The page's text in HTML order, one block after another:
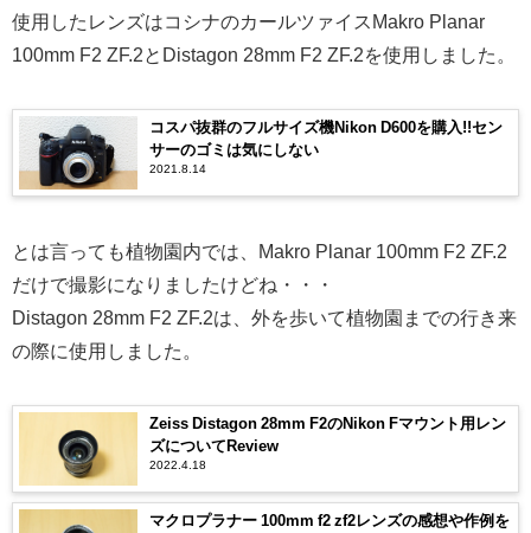
使用したレンズはコシナのカールツァイスMakro Planar
100mm F2 ZF.2とDistagon 28mm F2 ZF.2を使用しました。
コスパ抜群のフルサイズ機Nikon D600を購入!!セン
サーのゴミは気にしない
2021.8.14
とは言っても植物園内では、Makro Planar 100mm F2 ZF.2
だけで撮影になりましたけどね・・・
Distagon 28mm F2 ZF.2は、外を歩いて植物園までの行き来
の際に使用しました。
Zeiss Distagon 28mm F2のNikon Fマウント用レン
ズについてReview
2022.4.18
マクロプラナー 100mm f2 zf2レンズの感想や作例を